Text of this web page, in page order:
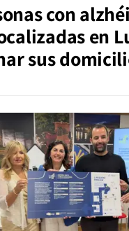
con
en
sus